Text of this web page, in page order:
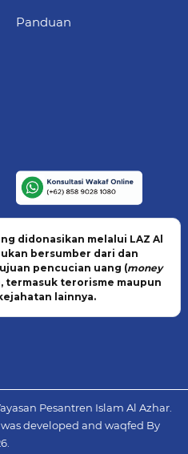
Panduan
didonasikan melalui LAZ Al
bersumber dari dan
pencucian uang (money
termasuk terorisme maupun
lainnya.
Pesantren Islam Al Azhar.
developed and waqfed By